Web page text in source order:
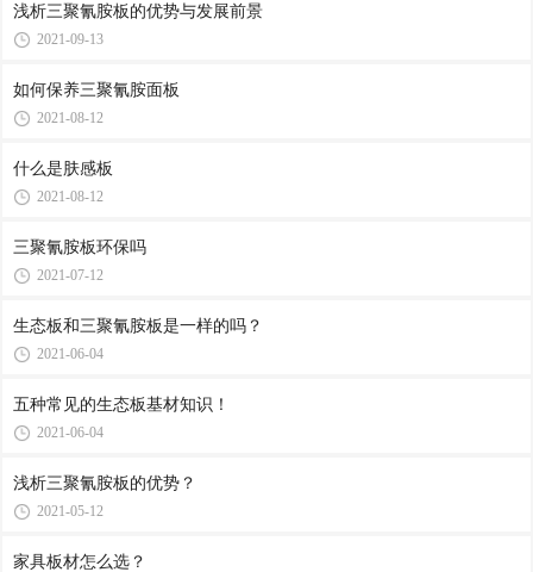
浅析三聚氰胺板的优势与发展前景
2021-09-13
如何保养三聚氰胺面板
2021-08-12
什么是肤感板
2021-08-12
三聚氰胺板环保吗
2021-07-12
生态板和三聚氰胺板是一样的吗？
2021-06-04
五种常见的生态板基材知识！
2021-06-04
浅析三聚氰胺板的优势？
2021-05-12
家具板材怎么选？